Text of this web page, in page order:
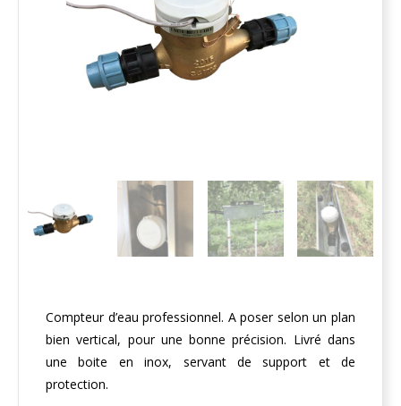
Compteur d’eau professionnel. A poser selon un plan
bien vertical, pour une bonne précision. Livré dans
une boite en inox, servant de support et de
protection.